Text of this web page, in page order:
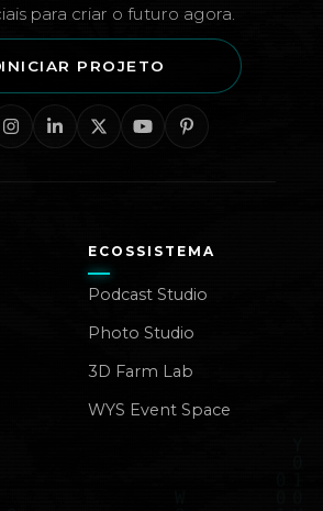
para criar o futuro agora.
INICIAR PROJETO
ECOSSISTEMA
Podcast Studio
Photo Studio
3D Farm Lab
WYS Event Space